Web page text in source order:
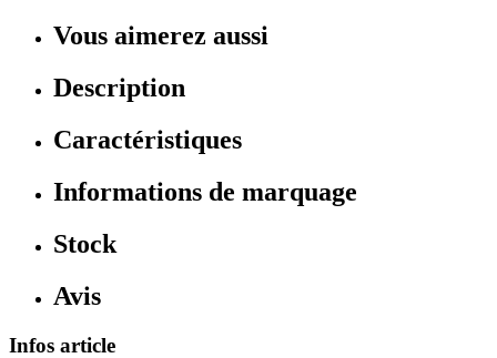
Vous aimerez aussi
Description
Caractéristiques
Informations de marquage
Stock
Avis
Infos article